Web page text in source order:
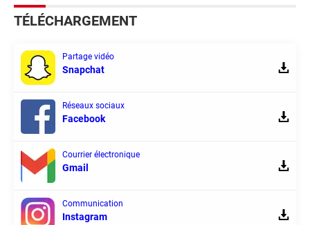
TÉLÉCHARGEMENT
Partage vidéo
Snapchat
Réseaux sociaux
Facebook
Courrier électronique
Gmail
Communication
Instagram